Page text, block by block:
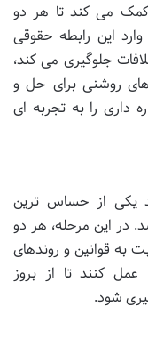
می کند تا هر دو
این رابطه حقوقی
جلوگیری می کند،
روشنی برای حل و
داری را به تجربه ای
یکی از حساس ترین
در این مرحله، هر دو
به قوانین و روندهای
کنند تا از بروز
شود.